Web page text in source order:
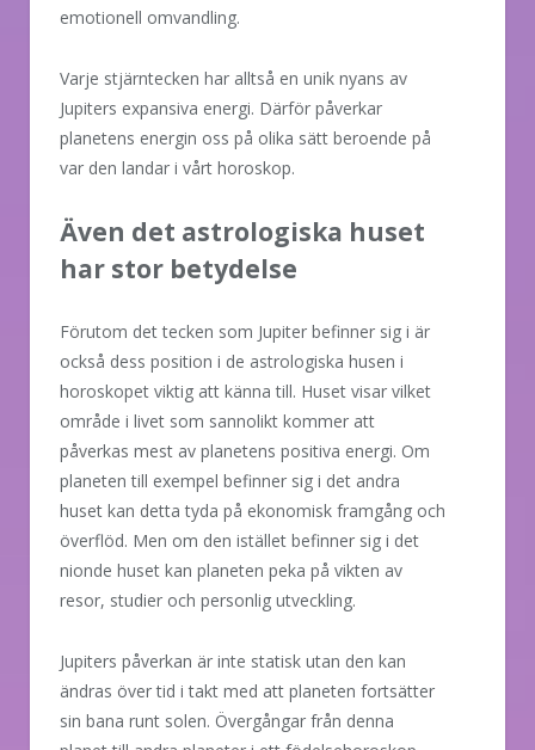
emotionell omvandling.
Varje stjärntecken har alltså en unik nyans av
Jupiters expansiva energi. Därför påverkar
planetens energin oss på olika sätt beroende på
var den landar i vårt horoskop.
Även det astrologiska huset
har stor betydelse
Förutom det tecken som Jupiter befinner sig i är
också dess position i de astrologiska husen i
horoskopet viktig att känna till. Huset visar vilket
område i livet som sannolikt kommer att
påverkas mest av planetens positiva energi. Om
planeten till exempel befinner sig i det andra
huset kan detta tyda på ekonomisk framgång och
överflöd. Men om den istället befinner sig i det
nionde huset kan planeten peka på vikten av
resor, studier och personlig utveckling.
Jupiters påverkan är inte statisk utan den kan
ändras över tid i takt med att planeten fortsätter
sin bana runt solen. Övergångar från denna